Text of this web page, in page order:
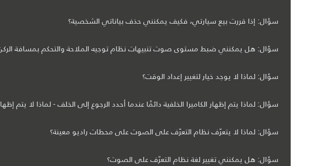
سؤال: إذا قررت بيع سيارتي، فكيف يمكنني حذف بياناتي الشخصية؟
سؤال: هل يمكنني ضبط مستوى صوت تنبيهات نظام توجيه الملاحة والتحكم بمسافة
سؤال: لماذا لا يوجد خيار لتغيير إعداد الوقت؟
سؤال: لماذا يتم إظهار الكاميرا الخلفية دائمًا عندما أحدد الرجوع إلى الخلف - لماذا لا يتم إظهار عرض الكاميرا بزاوية 360 درجة إذا
سؤال: لماذا لا يتعرّف نظام التعرّف على الصوت على محطات راديو معينة؟
سؤال: هل يمكنني تغيير لغة نظام التعرّف على الصوت؟